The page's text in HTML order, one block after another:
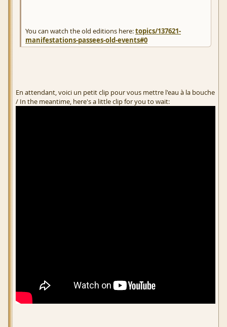
You can watch the old editions here:topics/137621-
manifestations-passees-old-events#0
En attendant, voici un petit clip pour vous mettre l'eau à la bouche
/ In the meantime, here's a little clip for you to wait: